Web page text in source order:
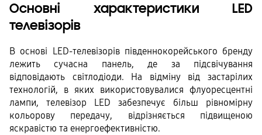
Основні характеристики LED
телевізорів
В основі LED-телевізорів південнокорейського бренду
лежить сучасна панель, де за підсвічування
відповідають світлодіоди. На відміну від застарілих
технологій, в яких використовувалися флуоресцентні
лампи, телевізор LED забезпечує більш рівномірну
кольорову передачу, відрізняється підвищеною
яскравістю та енергоефективністю.